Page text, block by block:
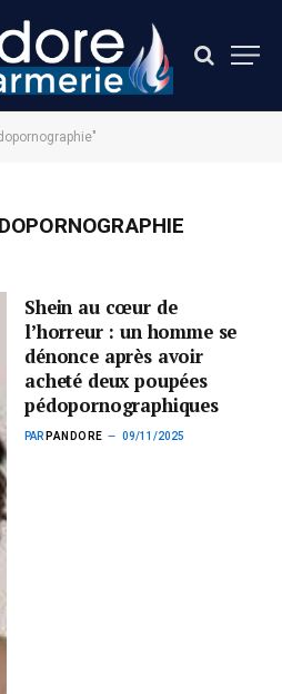
Shein au cœur de
l’horreur : un homme se
dénonce après avoir
acheté deux poupées
pédopornographiques
PAR PANDORE 09/11/2025